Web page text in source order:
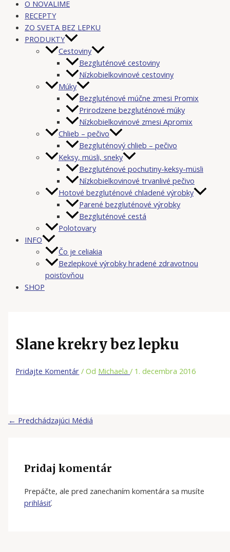
O NOVALIME
RECEPTY
ZO SVETA BEZ LEPKU
PRODUKTY
Cestoviny
Bezgluténové cestoviny
Nízkobielkovinové cestoviny
Múky
Bezgluténové múčne zmesi Promix
Prirodzene bezgluténové múky
Nízkobielkovinové zmesi Apromix
Chlieb – pečivo
Bezgluténový chlieb – pečivo
Keksy, müsli, sneky
Bezgluténové pochutiny-keksy-müsli
Nízkobielkovinové trvanlivé pečivo
Hotové bezgluténové chladené výrobky
Parené bezgluténové výrobky
Bezgluténové cestá
Polotovary
INFO
Čo je celiakia
Bezlepkové výrobky hradené zdravotnou
poisťovňou
SHOP
Slane krekry bez lepku
Pridajte Komentár / Od Michaela/ 1. decembra 2016
← Predchádzajúci Médiá
Pridaj komentár
Prepáčte, ale pred zanechaním komentára sa musíte
prihlásiť.